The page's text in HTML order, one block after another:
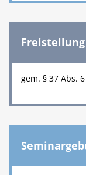
Freistellung
gem. § 37 Abs.